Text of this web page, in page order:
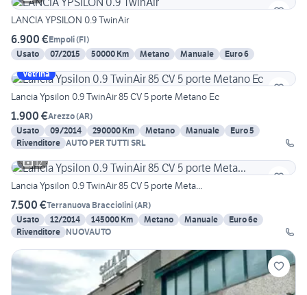
LANCIA YPSILON 0.9 TwinAir
6.900 €Empoli(FI)
Usato
07/2015 50000 Km Metano Manuale
Euro 6
Vetrina
Lancia Ypsilon 0.9 TwinAir 85 CV 5 porte Metano Ec
1.900 €Arezzo(AR)
Usato
09/2014 290000 Km Metano Manuale
Euro 5
Rivenditore AUTO PER TUTTI SRL
12
Lancia Ypsilon 0.9 TwinAir 85 CV 5 porte Meta...
7.500 €Terranuova Bracciolini(AR)
Usato
12/2014 145000 Km Metano Manuale
Euro 6e
Rivenditore NUOVAUTO